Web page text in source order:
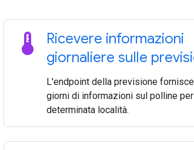
thermostat
Ricevere informazioni
giornaliere sulle
L'endpoint della previsione
giorni di informazioni sul polline per
determinata località.